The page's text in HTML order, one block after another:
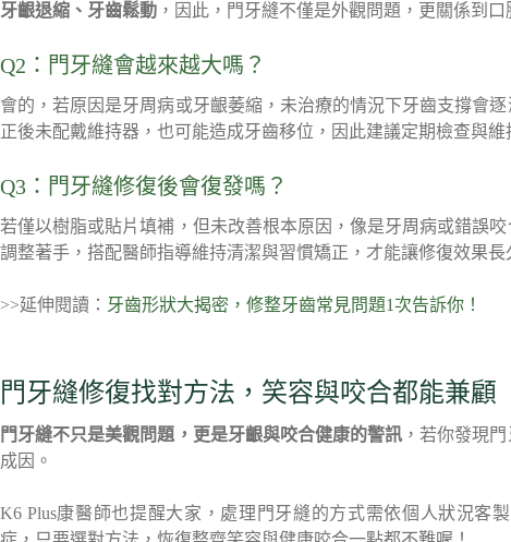
牙齦退縮、牙齒鬆動 ，因此，門牙縫不僅是外觀問題，更關係到
Q2：門牙縫會越來越大嗎？
會的，若原因是牙周病或牙齦萎縮，未治療的情況下牙齒支撐會
正後未配戴維持器，也可能造成牙齒移位，因此建議定期檢查與維
Q3：門牙縫修復後會復發嗎？
若僅以樹脂或貼片填補，但未改善根本原因，像是牙周病或錯誤
調整著手，搭配醫師指導維持清潔與習慣矯正，才能讓修復效果長
>>延伸閱讀： 牙齒形狀大揭密，修整牙齒常見問題1次告訴你！
門牙縫修復找對方法，笑容與咬合都能兼顧
門牙縫不只是美觀問題，更是牙齦與咬合健康的警訊 ，若你發現
成因。
K6 Plus康醫師也提醒大家，處理門牙縫的方式需依個人狀況客